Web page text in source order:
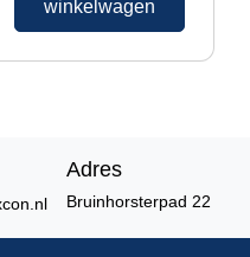
winkelwagen
Adres
Bruinhorsterpad 22